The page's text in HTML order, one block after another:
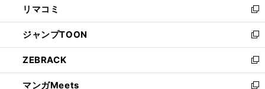
で
開
く
ド
ウ
で
開
く
ィ
ン
ド
ウ
で
開
く
い
ウ
ィ
ン
ド
ウ
で
リマコミ
新
し
い
ウ
ィ
ン
ド
ジャンプTOON
新
し
い
ウ
ィ
ZEBRACK
新
し
マンガMeets